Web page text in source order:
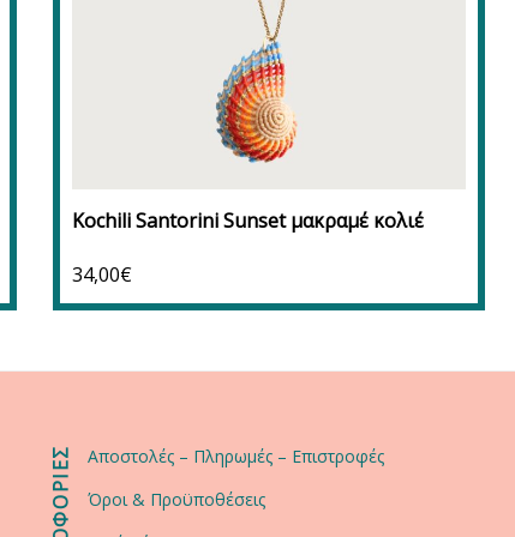
Προσθήκη στο καλάθι Προσθήκη στα αγαπημένα
Kochili Santorini Sunset μακραμέ κολιέ
34,00€
Αποστολές – Πληρωμές – Επιστροφές
Όροι & Προϋποθέσεις